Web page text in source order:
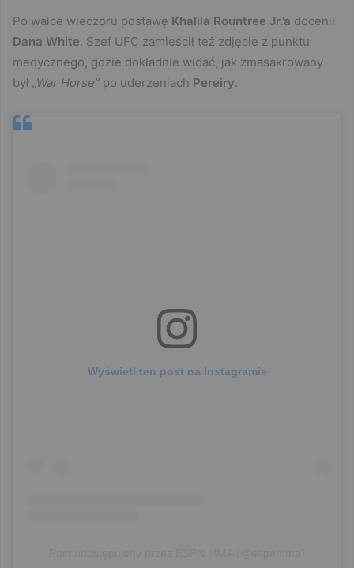
Po walce wieczoru postawę Khalila Rountree Jr.’a docenił
Dana White. Szef UFC zamieścił też zdjęcie z punktu
medycznego, gdzie dokładnie widać, jak zmasakrowany
był „War Horse” po uderzeniach Pereiry.
Wyświetl ten post na Instagramie